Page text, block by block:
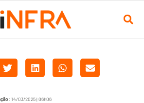
14/03/2025 | 06h06